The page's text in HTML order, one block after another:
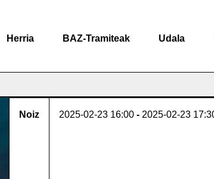
Herria BAZ-Tramiteak Udala
Noiz 2025-02-23 16:00 - 2025-02-23